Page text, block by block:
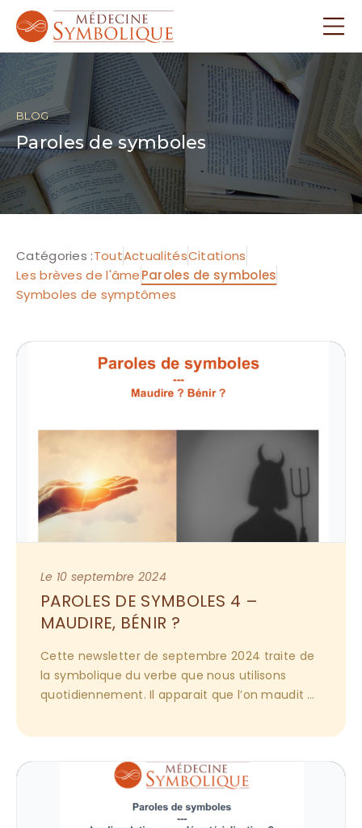
BLOG
Paroles de symboles
Catégories :ToutActualitésCitations
Les brèves de l'âmeParoles de symboles
Symboles de symptômes
Le 10 septembre 2024
PAROLES DE SYMBOLES 4 –
MAUDIRE, BÉNIR ?
Cette newsletter de septembre 2024 traite de
la symbolique du verbe que nous utilisons
quotidiennement. Il apparait que l’on maudit
compte… Téléchargement ici.